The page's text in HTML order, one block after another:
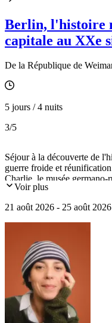
Berlin, l'histoire
capitale au XXe
De la République de
5 jours / 4 nuits
3/5
Séjour à la découverte de
guerre froide et
Charlie, le musée germano-
Voir plus
21 août 2026 - 25 août 2026